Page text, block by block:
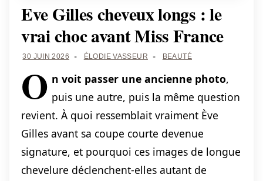
Eve Gilles cheveux longs : le
vrai choc avant Miss France
30 JUIN 2026 ÉLODIE VASSEUR BEAUTÉ
O n voit passer une ancienne photo,
puis une autre, puis la même question
revient. À quoi ressemblait vraiment Ève
Gilles avant sa coupe courte devenue
signature, et pourquoi ces images de longue
chevelure déclenchent-elles autant de